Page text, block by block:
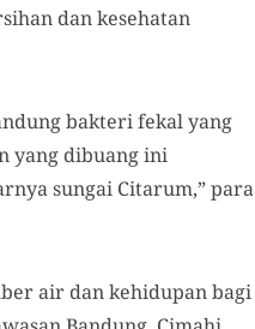
dan kesehatan
bakteri fekal yang
yang dibuang ini
sungai Citarum,” para
air dan kehidupan bagi